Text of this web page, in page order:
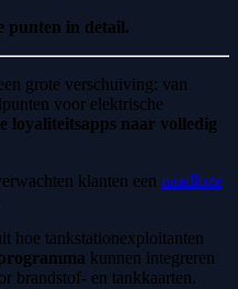
punten in detail.
grote verschuiving: van
voor elektrische
loyaliteitsapps naar volledig
klanten een naadloze
hoe tankstationexploitanten
kunnen integreren
brandstof- en tankkaarten.